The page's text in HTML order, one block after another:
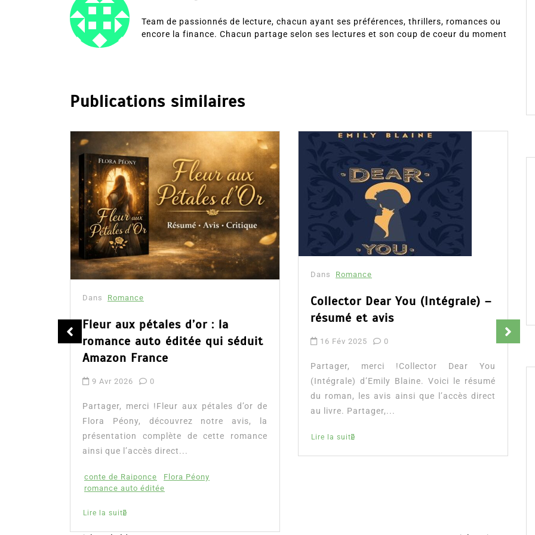
Team de passionnés de lecture, chacun ayant ses préférences, thrillers, romances ou
encore la finance. Chacun partage selon ses lectures et son coup de coeur du moment
Publications similaires
Dans Romance
Fleur aux pétales d’or : la
romance auto éditée qui séduit
Amazon France
9 Avr 2026 0
Partager, merci !Fleur aux pétales d’or de
Flora Péony, découvrez notre avis, la
présentation complète de cette romance
ainsi que l’accès direct...
conte de Raiponce
Flora Péony
romance auto éditée
Lire la suite
Dans Romance
Collector Dear You (Intégrale) –
résumé et avis
16 Fév 2025 0
Partager, merci !Collector Dear You
(Intégrale) d’Emily Blaine. Voici le résumé
du roman, les avis ainsi que l’accès direct
au livre. Partager,...
Lire la suite